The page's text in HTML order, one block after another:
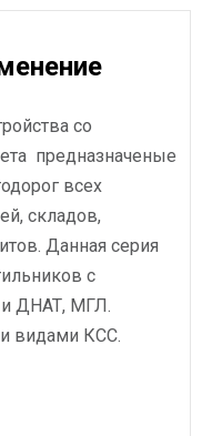
со
предназначеные
всех
складов,
Данная серия
с
ДНАТ, МГЛ.
видами КСС.